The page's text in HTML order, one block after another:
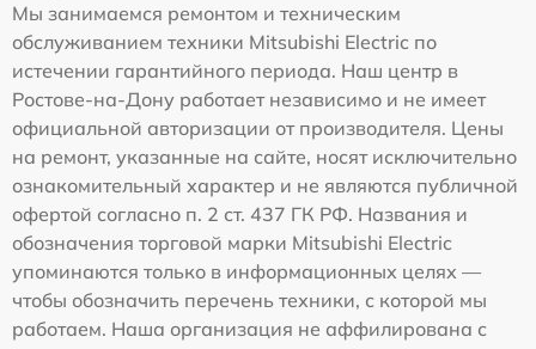
Мы занимаемся ремонтом и техническим
обслуживанием техники Mitsubishi Electric по
истечении гарантийного периода. Наш центр в
Ростове-на-Дону работает независимо и не имеет
официальной авторизации от производителя. Цены
на ремонт, указанные на сайте, носят исключительно
ознакомительный характер и не являются публичной
офертой согласно п. 2 ст. 437 ГК РФ. Названия и
обозначения торговой марки Mitsubishi Electric
упоминаются только в информационных целях —
чтобы обозначить перечень техники, с которой мы
работаем. Наша организация не аффилирована с